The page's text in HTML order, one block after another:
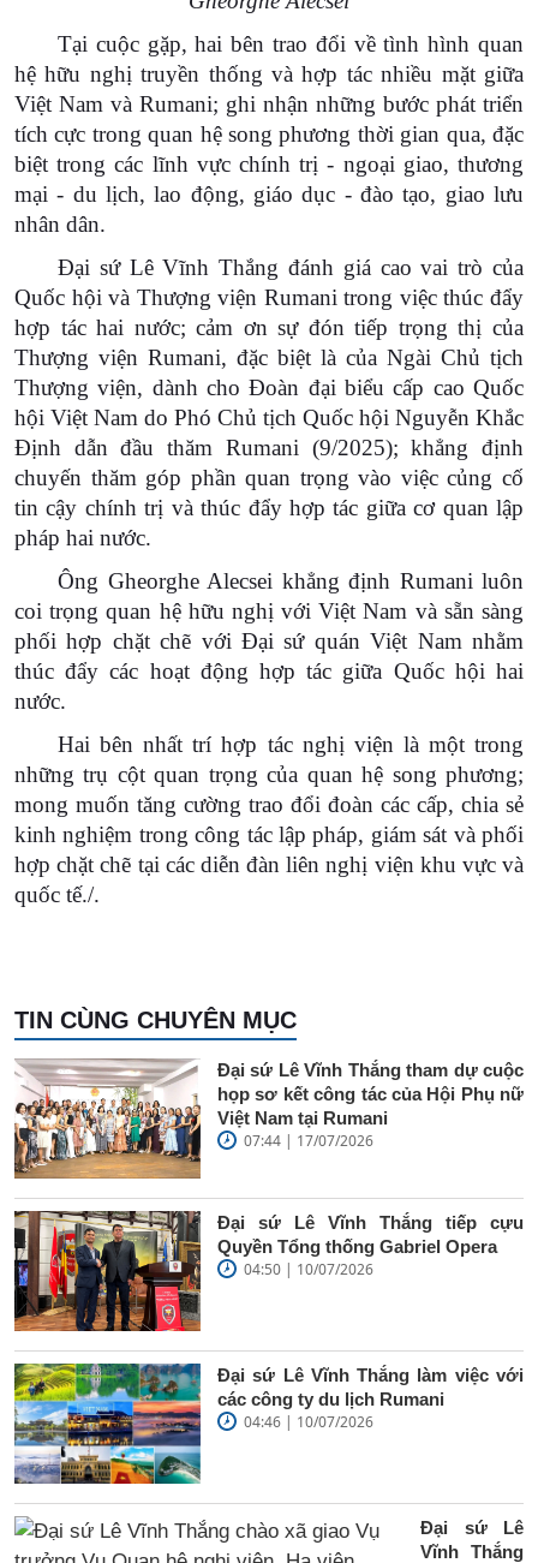
Tại cuộc gặp, hai bên trao đổi về tình hình quan
hệ hữu nghị truyền thống và hợp tác nhiều mặt giữa
Việt Nam và Rumani; ghi nhận những bước phát triển
tích cực trong quan hệ song phương thời gian qua, đặc
biệt trong các lĩnh vực chính trị - ngoại giao, thương
mại - du lịch, lao động, giáo dục - đào tạo, giao lưu
nhân dân.
Đại sứ Lê Vĩnh Thắng đánh giá cao vai trò của
Quốc hội và Thượng viện Rumani trong việc thúc đẩy
hợp tác hai nước; cảm ơn sự đón tiếp trọng thị của
Thượng viện Rumani, đặc biệt là của Ngài Chủ tịch
Thượng viện, dành cho Đoàn đại biểu cấp cao Quốc
hội Việt Nam do Phó Chủ tịch Quốc hội Nguyễn Khắc
Định dẫn đầu thăm Rumani (9/2025); khẳng định
chuyến thăm góp phần quan trọng vào việc củng cố
tin cậy chính trị và thúc đẩy hợp tác giữa cơ quan lập
pháp hai nước.
Ông Gheorghe Alecsei khẳng định Rumani luôn
coi trọng quan hệ hữu nghị với Việt Nam và sẵn sàng
phối hợp chặt chẽ với Đại sứ quán Việt Nam nhằm
thúc đẩy các hoạt động hợp tác giữa Quốc hội hai
nước.
Hai bên nhất trí hợp tác nghị viện là một trong
những trụ cột quan trọng của quan hệ song phương;
mong muốn tăng cường trao đổi đoàn các cấp, chia sẻ
kinh nghiệm trong công tác lập pháp, giám sát và phối
hợp chặt chẽ tại các diễn đàn liên nghị viện khu vực và
quốc tế./.
TIN CÙNG CHUYÊN MỤC
Đại sứ Lê Vĩnh Thắng tham dự cuộc
họp sơ kết công tác của Hội Phụ nữ
Việt Nam tại Rumani
07:44 | 17/07/2026
Đại sứ Lê Vĩnh Thắng tiếp cựu
Quyền Tổng thống Gabriel Opera
04:50 | 10/07/2026
Đại sứ Lê Vĩnh Thắng làm việc với
các công ty du lịch Rumani
04:46 | 10/07/2026
Đại sứ Lê
Vĩnh Thắng